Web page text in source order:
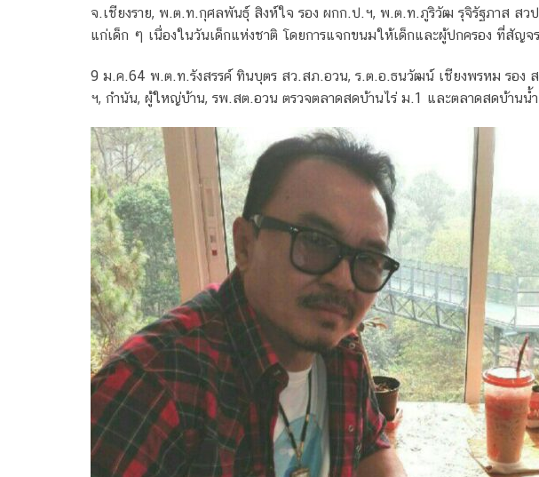
จ.เชียงราย, พ.ต.ท.กุศลพันธุ์ สิงห์ใจ รอง ผกก.ป.ฯ, พ.ต.ท.ภูริวัฒ รุจิรัฐภาส ส
แก่เด็ก ๆ เนื่องในวันเด็กแห่งชาติ โดยการแจกขนมให้เด็กและผู้ปกครอง ที่สัญ
9 ม.ค.​64 พ.ต.ท.รังสรรค์​ ทินบุตร สว.สภ.อวน, ร.ต.อ.ธนวัฒน์​ เชียงพรหม​ รอง
ฯ, กำนัน, ผู้ใหญ่​บ้าน, รพ.สต.อวน ตรวจตลาดสดบ้านไร่ ม.1 และตลาดสดบ้านน้